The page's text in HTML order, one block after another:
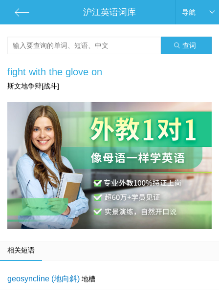
沪江英语词库 导航
查词
fight with the glove on
斯文地争辩[战斗]
相关短语
geosyncline (地向斜) 地槽